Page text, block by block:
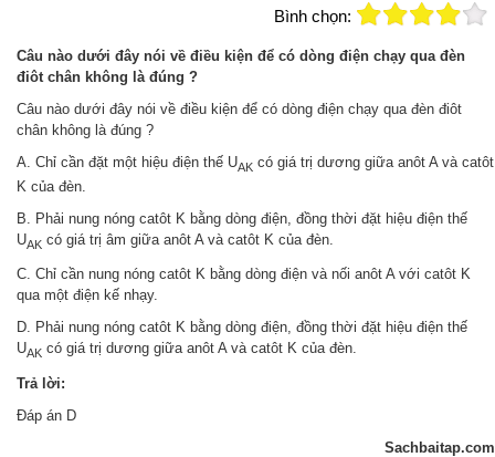
Bình chọn:
Câu nào dưới đây nói về điều kiện để có dòng điện chạy qua đèn
điôt chân không là đúng ?
Câu nào dưới đây nói về điều kiện để có dòng điện chạy qua đèn điôt
chân không là đúng ?
A. Chỉ cần đặt một hiệu điện thế UAK có giá trị dương giữa anôt A và catôt
K của đèn.
B. Phải nung nóng catôt K bằng dòng điện, đồng thời đặt hiệu điện thế
UAK có giá trị âm giữa anôt A và catôt K của đèn.
C. Chỉ cần nung nóng catôt K bằng dòng điện và nối anôt A với catôt K
qua một điện kế nhạy.
D. Phải nung nóng catôt K bằng dòng điện, đồng thời đặt hiệu điện thế
UAK có giá trị dương giữa anôt A và catôt K của đèn.
Trả lời:
Đáp án D
Sachbaitap.com